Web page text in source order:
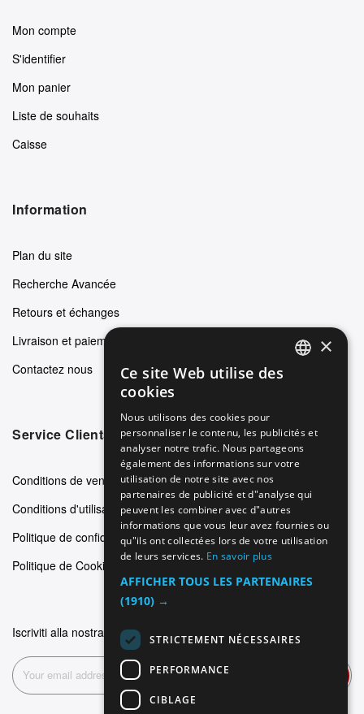
Mon compte
S'identifier
Mon panier
Liste de souhaits
Caisse
Information
Plan du site
Recherche Avancée
Retours et échanges
Livraison et paiements
Contactez nous
Service Clients
Conditions de vente
Conditions d'utilisation
Politique de confidentialité
Politique de Cookie
Iscriviti alla nostra newsletter
ITALIAN
SPANISH
FRENCH
×
Ce site Web utilise des
cookies
Nous utilisons des cookies pour
personnaliser le contenu, les publicités et
analyser notre trafic. Nous partageons
également des informations sur votre
utilisation de notre site avec nos
partenaires de publicité et d"analyse qui
peuvent les combiner avec d"autres
informations que vous leur avez fournies ou
qu"ils ont collectées lors de votre utilisation
de leurs services. En savoir plus
AFFICHER TOUS LES PARTENAIRES
(1910) →
STRICTEMENT NÉCESSAIRES
PERFORMANCE
CIBLAGE